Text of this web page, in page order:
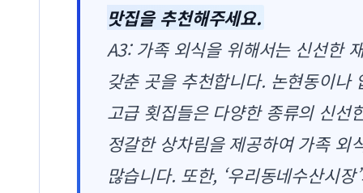
맛집을 추천해주세요.
A3: 가족 외식을 위해서는 신선한
갖춘 곳을 추천합니다. 논현동이나
고급 횟집들은 다양한 종류의 신선
정갈한 상차림을 제공하여 가족 외
많습니다. 또한, ‘우리동네수산시